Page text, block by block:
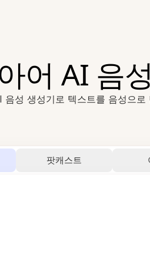
어 AI 음
음성 생성기로 텍스트를 음성으로
팟캐스트